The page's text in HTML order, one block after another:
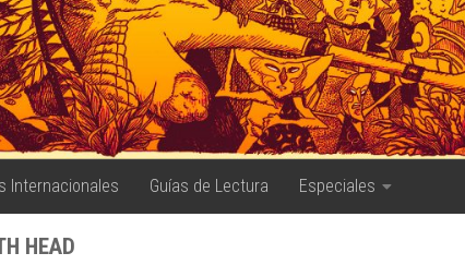
Internacionales Guías de Lectura Especiales
HEAD